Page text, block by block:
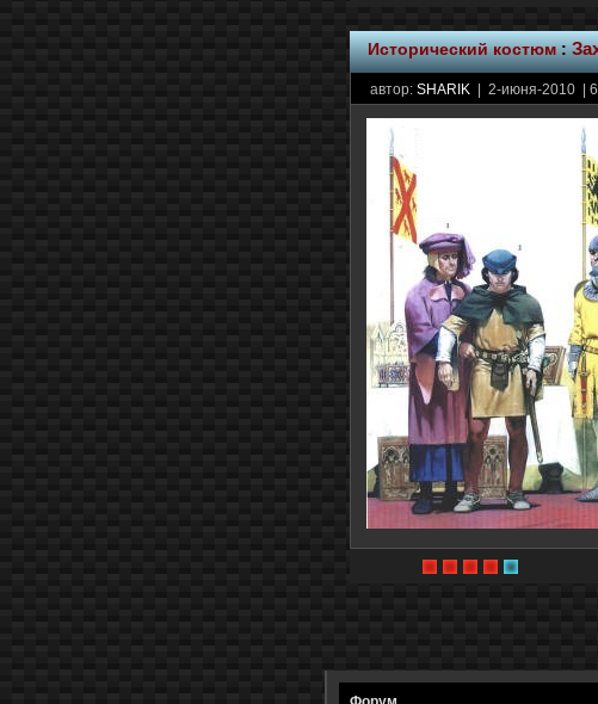
Исторический костюм:
автор:SHARIK | 2-июня-2010 |